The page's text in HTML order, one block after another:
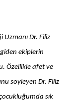
Uzmanı Dr. Filiz
ekiplerin
Özellikle afet ve
söyleyen Dr. Filiz
sık